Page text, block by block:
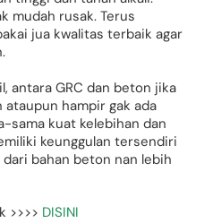
mudah rusak. Terus
jua kwalitas terbaik agar
antara GRC dan beton jika
hampir gak ada
sama kuat kelebihan dan
keunggulan tersendiri
bahan beton nan lebih
>>>> DISINI